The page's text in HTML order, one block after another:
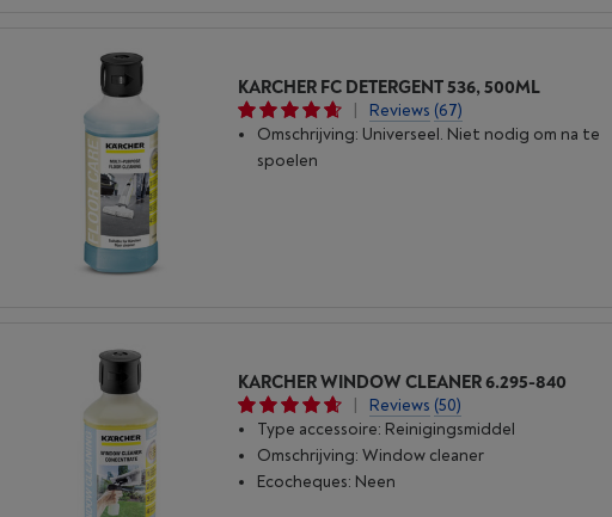
KARCHER FC DETERGENT 536, 500ML
|
Reviews (67)
Omschrijving: Universeel. Niet nodig om na te
spoelen
KARCHER WINDOW CLEANER 6.295-840
|
Reviews (50)
Type accessoire: Reinigingsmiddel
Omschrijving: Window cleaner
Ecocheques: Neen